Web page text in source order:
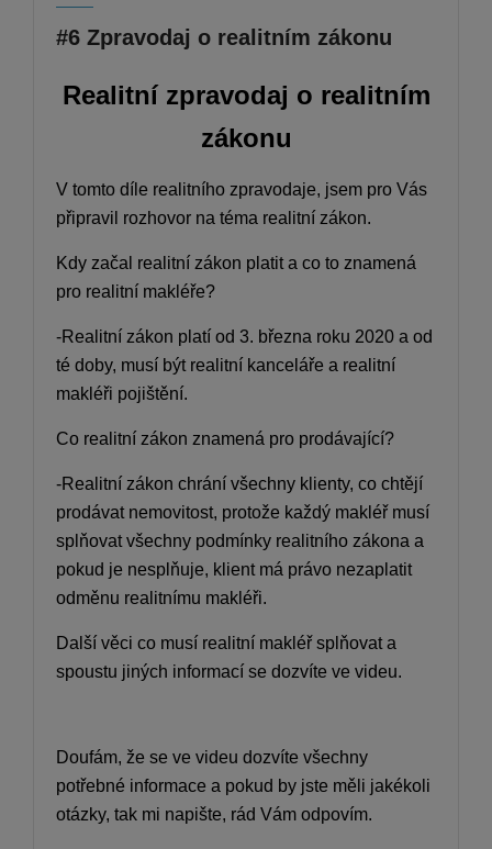
#6 Zpravodaj o realitním zákonu
Realitní zpravodaj o realitním
zákonu
V tomto díle realitního zpravodaje, jsem pro Vás
připravil rozhovor na téma realitní zákon.
Kdy začal realitní zákon platit a co to znamená
pro realitní makléře?
-Realitní zákon platí od 3. března roku 2020 a od
té doby, musí být realitní kanceláře a realitní
makléři pojištění.
Co realitní zákon znamená pro prodávající?
-Realitní zákon chrání všechny klienty, co chtějí
prodávat nemovitost, protože každý makléř musí
splňovat všechny podmínky realitního zákona a
pokud je nesplňuje, klient má právo nezaplatit
odměnu realitnímu makléři.
Další věci co musí realitní makléř splňovat a
spoustu jiných informací se dozvíte ve videu.
Doufám, že se ve videu dozvíte všechny
potřebné informace a pokud by jste měli jakékoli
otázky, tak mi napište, rád Vám odpovím.